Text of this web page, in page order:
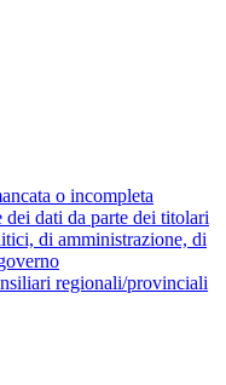
o incompleta
dei dati da parte dei titolari
di amministrazione, di
regionali/provinciali